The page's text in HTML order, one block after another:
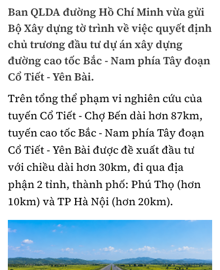
Chính trị
Xã hội
Chuyện dọc đường
Cải chính
Xây dựng
Chỉ đạo điều hành
Quy hoạch kiến trúc
Giám định chất lượng
Quản lý đô thị
Giao thông
Quản lý
Đường bộ
Hàng không
Đường sắt
Đăng kiểm
Đường sắt tốc độ cao
Hàng hải
Đường sắt đô thị
Kinh tế
Thị trường
Tài chính
Chứng khoán
Bảo hiểm
Doanh nghiệp
Pháp luật
Thanh tra
An ninh hình sự
Điều tra
Pháp đình
Hỏi - Đáp
An toàn giao thông
Giao thông 24h
ATGT địa phương
Văn hóa giao thông
Lái xe an toàn
Chung tay vì ATGT
Chất lượng sống
Giáo dục
Y tế
Đời sống
Lao động - Công đoàn
Văn hóa - Giải Trí
Showbiz
Điện ảnh
Thể thao
Bóng đá
Bình luận
Công nghệ
Ban QLDA đường Hồ Chí Minh vừa gửi
Bộ Xây dựng tờ trình về việc quyết định
chủ trương đầu tư dự án xây dựng
đường cao tốc Bắc - Nam phía Tây đoạn
Cổ Tiết - Yên Bài.
Trên tổng thể phạm vi nghiên cứu của
tuyến Cổ Tiết - Chợ Bến dài hơn 87km,
tuyến cao tốc Bắc - Nam phía Tây đoạn
Cổ Tiết - Yên Bài được đề xuất đầu tư
với chiều dài hơn 30km, đi qua địa
phận 2 tỉnh, thành phố: Phú Thọ (hơn
10km) và TP Hà Nội (hơn 20km).